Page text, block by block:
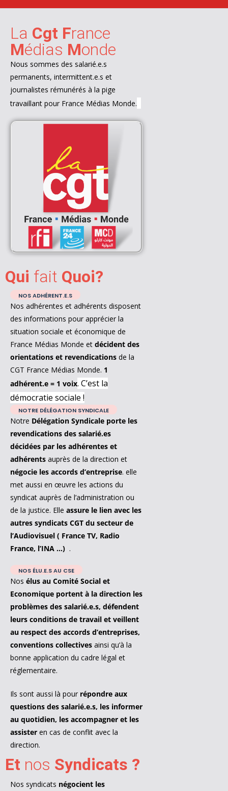
La Cgt France
Médias Monde
Nous sommes des salarié.e.s
permanents, intermittent.e.s et
journalistes rémunérés à la pige
travaillant pour France Médias Monde.
Qui fait Quoi?
NOS ADHÉRENT.E.S
Nos adhérentes et adhérents disposent
des informations pour apprécier la
situation sociale et économique de
France Médias Monde et décident des
orientations et revendications de la
CGT France Médias Monde. 1
adhérent.e = 1 voix. C’est la
démocratie sociale !
NOTRE DÉLÉGATION SYNDICALE
Notre Délégation Syndicale porte les
revendications des salarié.es
décidées par les adhérentes et
adhérents auprès de la direction et
négocie les accords d’entreprise. elle
met aussi en œuvre les actions du
syndicat auprès de l’administration ou
de la justice. Elle assure le lien avec les
autres syndicats CGT du secteur de
l’Audiovisuel ( France TV, Radio
France, l’INA …) .
NOS ÉLU.E.S AU CSE
Nos élus au Comité Social et
Economique portent à la direction les
problèmes des salarié.e.s, défendent
leurs conditions de travail et veillent
au respect des accords d’entreprises,
conventions collectives ainsi qu’à la
bonne application du cadre légal et
réglementaire.
Ils sont aussi là pour répondre aux
questions des salarié.e.s, les informer
au quotidien, les accompagner et les
assister en cas de conflit avec la
direction.
Et nos Syndicats ?
Nos syndicats négocient les